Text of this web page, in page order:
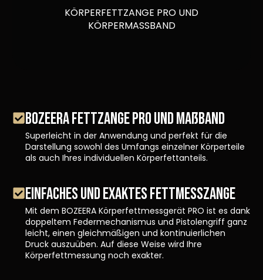
KÖRPERFETTZANGE PRO UND
KÖRPERMASSBAND
BOZEERA FETTZANGE PRO UND MAßBAND
Superleicht in der Anwendung und perfekt für die
Darstellung sowohl des Umfangs einzelner Körperteile
als auch Ihres individuellen Körperfettanteils.
EINFACHES UND EXAKTES FETTMESSZANGE
Mit dem BOZEERA Körperfettmessgerät PRO ist es dank
doppeltem Federmechanismus und Pistolengriff ganz
leicht, einen gleichmäßigen und kontinuierlichen
Druck auszuüben. Auf diese Weise wird Ihre
Körperfettmessung noch exakter.